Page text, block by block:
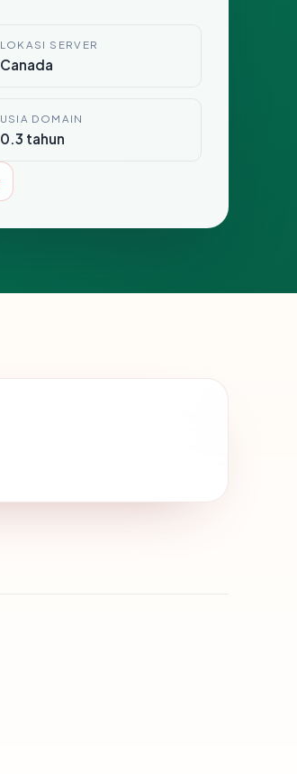
LOKASI SERVER
Canada
USIA DOMAIN
0.3 tahun